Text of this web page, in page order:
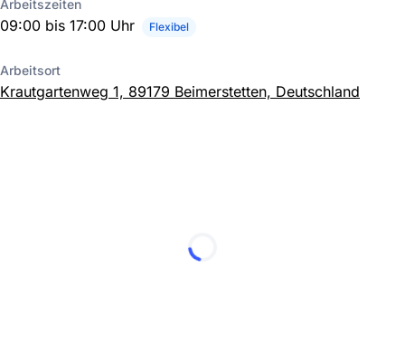
Arbeitszeiten
09:00 bis 17:00 Uhr Flexibel
Arbeitsort
Krautgartenweg 1, 89179 Beimerstetten, Deutschland